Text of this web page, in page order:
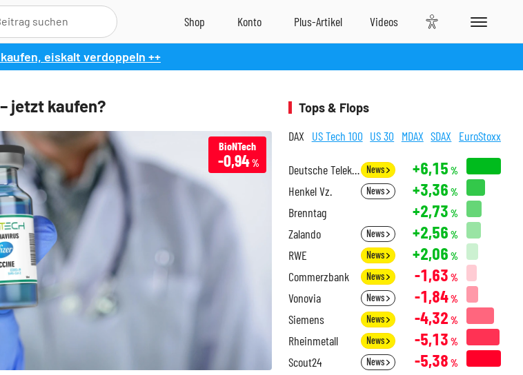
eiskalt verdoppeln ++
jetzt kaufen?
BioNTech
-0,94%
Tops & Flops
DAX US Tech 100 US 30 MDAX SDAX EuroStoxx
Deutsche Telekom News +6,15 %
Henkel Vz. News +3,36 %
Brenntag +2,73 %
Zalando News +2,56 %
RWE News +2,06 %
Commerzbank News -1,63 %
Vonovia News -1,84%
Siemens News -4,32 %
Rheinmetall News -5,13 %
Scout24 News -5,38 %